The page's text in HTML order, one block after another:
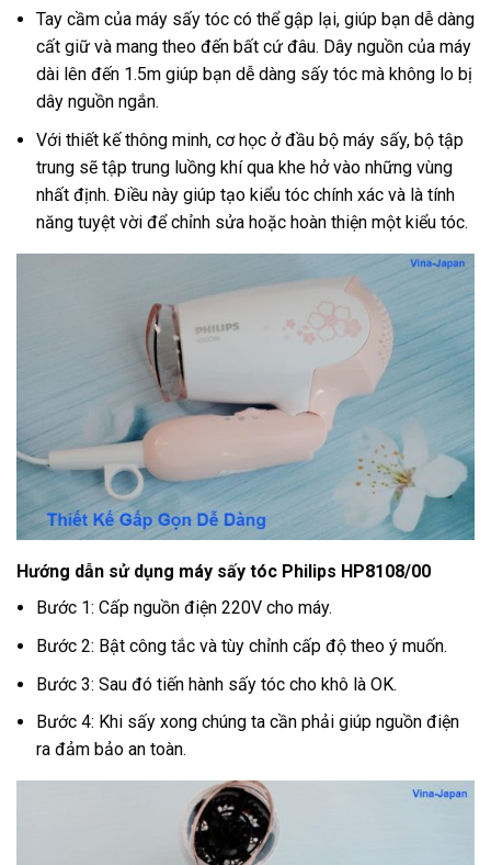
Tay cầm của máy sấy tóc có thể gập lại, giúp bạn dễ dàng
cất giữ và mang theo đến bất cứ đâu. Dây nguồn của máy
dài lên đến 1.5m giúp bạn dễ dàng sấy tóc mà không lo bị
dây nguồn ngắn.
Với thiết kế thông minh, cơ học ở đầu bộ máy sấy, bộ tập
trung sẽ tập trung luồng khí qua khe hở vào những vùng
nhất định. Điều này giúp tạo kiểu tóc chính xác và là tính
năng tuyệt vời để chỉnh sửa hoặc hoàn thiện một kiểu tóc.
Hướng dẫn sử dụng máy sấy tóc Philips HP8108/00
Bước 1: Cấp nguồn điện 220V cho máy.
Bước 2: Bật công tắc và tùy chỉnh cấp độ theo ý muốn.
Bước 3: Sau đó tiến hành sấy tóc cho khô là OK.
Bước 4: Khi sấy xong chúng ta cần phải giúp nguồn điện
ra đảm bảo an toàn.